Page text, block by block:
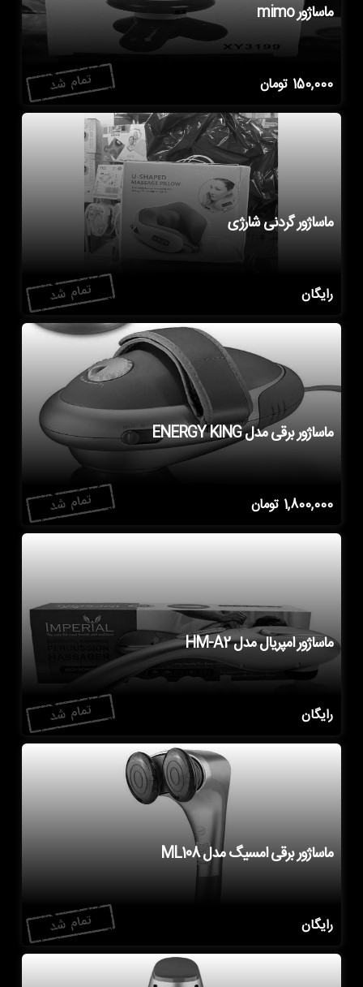
ماساژور mimo
150,000 تومان
ماساژور گردنی شارژی
رایگان
ماساژور برقی مدل ENERGY KING
1,800,000 تومان
ماساژور امپریال مدل HM-A2
رایگان
ماساژور برقی امسیگ مدل ML108
رایگان